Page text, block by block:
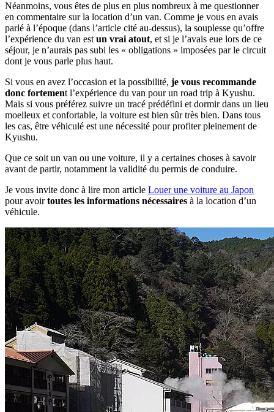
Néanmoins, vous êtes de plus en plus nombreux à me questionner
en commentaire sur la location d’un van. Comme je vous en avais
parlé à l’époque (dans l’article cité au-dessus), la souplesse qu’offre
l’expérience du van estun vrai atout, et si je l’avais eue lors de ce
séjour, je n’aurais pas subi les « obligations » imposées par le circuit
dont je vous parle plus haut.
Si vous en avez l’occasion et la possibilité, je vous recommande
donc fortement l’expérience du van pour un road trip à Kyushu.
Mais si vous préférez suivre un tracé prédéfini et dormir dans un lieu
moelleux et confortable, la voiture est bien sûr très bien. Dans tous
les cas, être véhiculé est une nécessité pour profiter pleinement de
Kyushu.
Que ce soit un van ou une voiture, il y a certaines choses à savoir
avant de partir, notamment la validité du permis de conduire.
Je vous invite donc à lire mon article Louer une voiture au Japon
pour avoirtoutes les informations nécessaires à la location d’un
véhicule.